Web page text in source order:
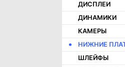
ДИСПЛЕИ
ДИНАМИКИ
КАМЕРЫ
НИЖНИЕ
ШЛЕЙФЫ